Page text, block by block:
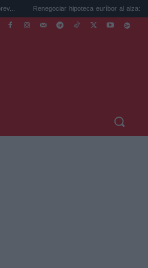
hipoteca euríbor al alza: cuánto puedes...